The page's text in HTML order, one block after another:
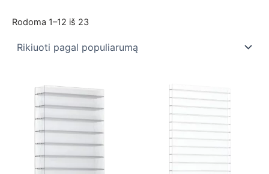
Rodoma 1–12 iš 23Rūšiuojama pagal populiarumą